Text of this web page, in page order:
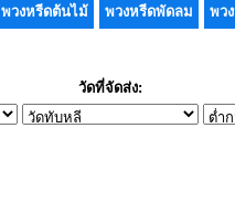
พวงหรีดต้นไม้ พวงหรีดพัดลม พว
วัดที่จัดส่ง: